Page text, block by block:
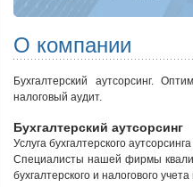
О компании
Бухгалтерский аутсорсинг.
налоговый аудит.
Бухгалтерский аутсорсинг
Услуга бухгалтерского
Специалисты нашей фирмы
бухгалтерского и налогового